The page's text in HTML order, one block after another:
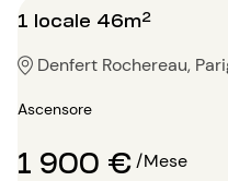
1 locale 46m²
Denfert Rochereau,
Ascensore
1 900 €/Mese